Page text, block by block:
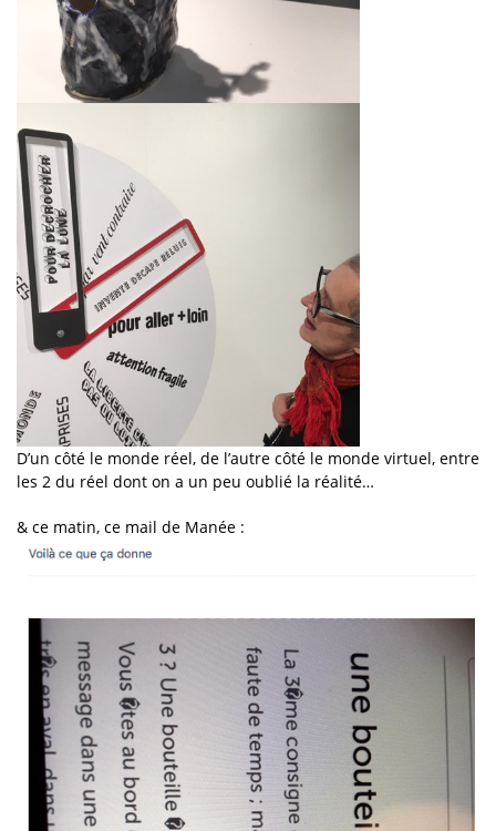
D’un côté le monde réel, de l’autre côté le monde virtuel, entre
les 2 du réel dont on a un peu oublié la réalité…
& ce matin, ce mail de Manée :